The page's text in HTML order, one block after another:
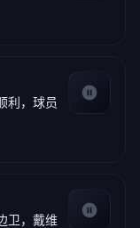
利，球员
卫，戴维